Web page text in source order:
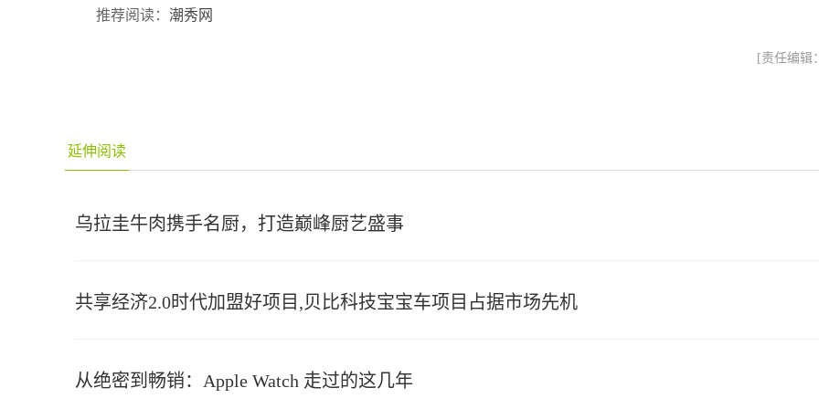
推荐阅读： 潮秀网
[责任编辑
延伸阅读
乌拉圭牛肉携手名厨，打造巅峰厨艺盛事
共享经济2.0时代加盟好项目,贝比科技宝宝车项目占据市场先机
从绝密到畅销：Apple Watch 走过的这几年